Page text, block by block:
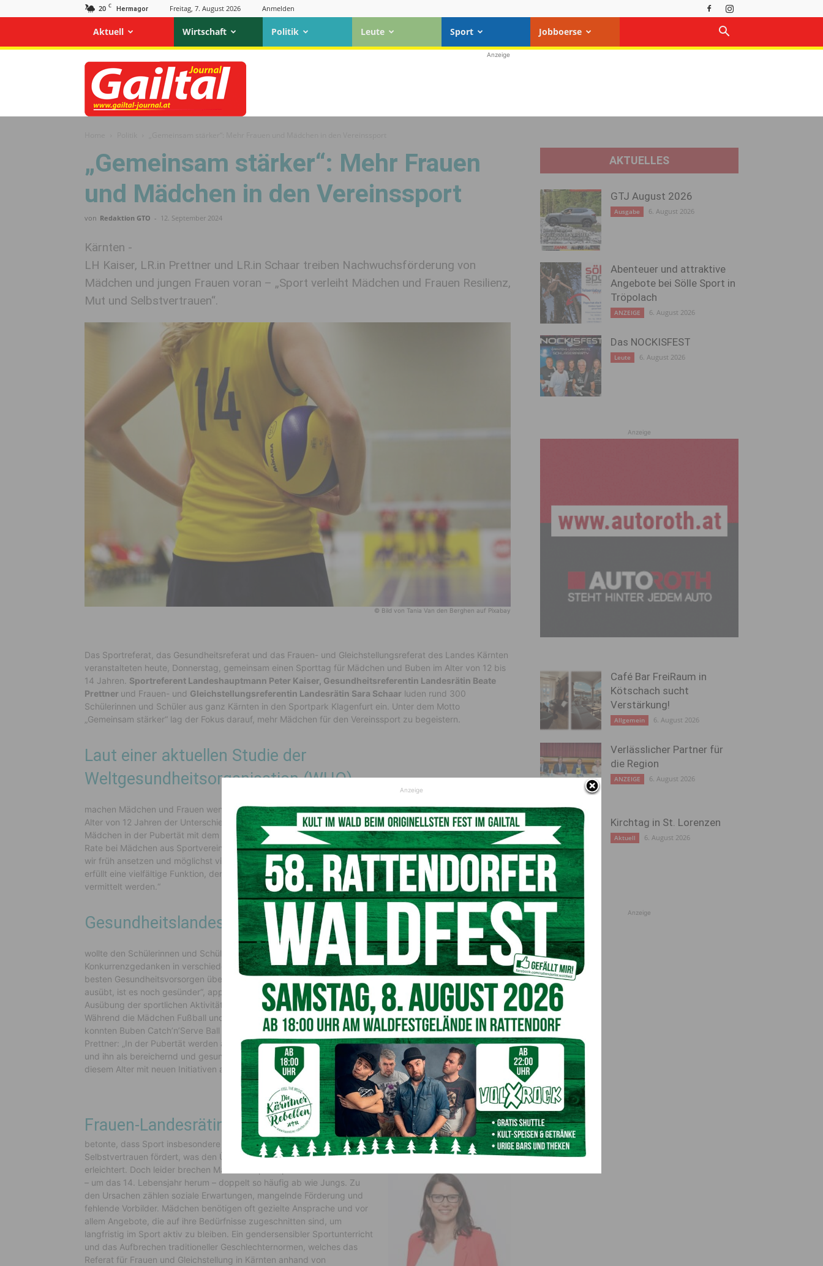
20 C Hermagor Freitag, 7. August 2026 Anmelden
Aktuell Wirtschaft Politik Leute Sport Jobboerse
Gailtal
Journal
Anzeige
„Gemeinsam stärker“: Mehr Frauen
und Mädchen in den Vereinssport
von Redaktion GTO - 12. September 2024
Kärnten -
LH Kaiser, LR.in Prettner und LR.in Schaar treiben Nachwuchsförderung von
Mädchen und jungen Frauen voran – „Sport verleiht Mädchen und Frauen Resilienz,
Mut und Selbstvertrauen“.
© Bild von Tania Van den Berghen auf Pixabay
Das Sportreferat, das Gesundheitsreferat und das Frauen- und Gleichstellungsreferat des Landes Kärnten
veranstalteten heute, Donnerstag, gemeinsam einen Sporttag für Mädchen und Buben im Alter von 12 bis
14 Jahren. Sportreferent Landeshauptmann Peter Kaiser, Gesundheitsreferentin Landesrätin Beate
Prettner und Frauen- und Gleichstellungsreferentin Landesrätin Sara Schaar luden rund 300
Schülerinnen und Schüler aus ganz Kärnten in den Sportpark Klagenfurt ein. Unter dem Motto
„Gemeinsam stärker“ lag der Fokus darauf, mehr Mädchen für den Vereinssport zu begeistern.
Laut einer aktuellen Studie der
Weltgesundheitsorganisation (WHO)
machen Mädchen und Frauen weniger Sport als Buben und Männer – vor allem in Vereinen. Während im
Alter von 12 Jahren der Unterschied zwischen den Geschlechtern am kleinsten ist, hört der Großteil der
Mädchen in der Pubertät mit dem (Vereins)Sport auf. Für Kaiser steht fest: „Wir haben eine hohe Drop-out-
Rate bei Mädchen aus Sportvereinen zu verzeichnen. Mit dieser referatsübergreifenden Initiative möchten
wir früh ansetzen und möglichst viele Mädchen und junge Frauen für den Vereinssport begeistern. Sport
erfüllt eine vielfältige Funktion, denn neben der Gesundheitsförderung sind es auch soziale Werte, die
vermittelt werden.“
Gesundheitslandesrätin Prettner
wollte den Schülerinnen und Schülern die Möglichkeit bieten, sich ohne Leistungsdruck und
Konkurrenzgedanken in verschiedenen Sportarten auszuprobieren. „Sport und Bewegung sind eine der
besten Gesundheitsvorsorgen überhaupt! Und wenn man Sport gemeinsam mit anderen in einem Verein
ausübt, ist es noch gesünder“, appellierte Prettner für gesunde Bewegung. Geschützte Räume für die
Ausübung der sportlichen Aktivitäten wurden in den Hallen des Sportparks zur Verfügung gestellt.
Während die Mädchen Fußball und Roundnet/Spikeball spielten oder sich in Leichtathletik ausprobierten,
konnten Buben Catch’n’Serve Ball spielen oder jonglieren. Mit Verweis auf die WHO-Studie betonte
Prettner: „In der Pubertät werden also die Weichen dafür gestellt, ob Mädchen Spaß am Sport entwickeln
und ihn als bereichernd und gesund wahrnehmen. Deshalb ist es sinnvoll, genau an diesem Punkt und in
diesem Alter mit neuen Initiativen anzusetzen.“
Frauen-Landesrätin Sara Schaar
betonte, dass Sport insbesondere Mädchen stärkt und ihr
Selbstvertrauen fördert, was den Übergang ins Erwachsenenleben
erleichtert. Doch leider brechen Mädchen Sport speziell in der Pubertät
– um das 14. Lebensjahr herum – doppelt so häufig ab wie Jungs. Zu
den Ursachen zählen soziale Erwartungen, mangelnde Förderung und
fehlende Vorbilder. Mädchen benötigen oft gezielte Ansprache und vor
allem Angebote, die auf ihre Bedürfnisse zugeschnitten sind, um
langfristig im Sport aktiv zu bleiben. Ein gendersensibler Sportunterricht
und das Aufbrechen traditioneller Geschlechternormen, welches das
Referat für Frauen und Gleichstellung in Kärnten anhand von
AKTUELLES
GTJ August 2026
Ausgabe 6. August 2026
Abenteuer und attraktive
Angebote bei Sölle Sport in
Tröpolach
ANZEIGE 6. August 2026
Das NOCKISFEST
Leute 6. August 2026
Anzeige
Café Bar FreiRaum in
Kötschach sucht
Verstärkung!
Allgemein 6. August 2026
Verlässlicher Partner für
die Region
ANZEIGE 6. August 2026
Kirchtag in St. Lorenzen
Aktuell 6. August 2026
Anzeige
Anzeige